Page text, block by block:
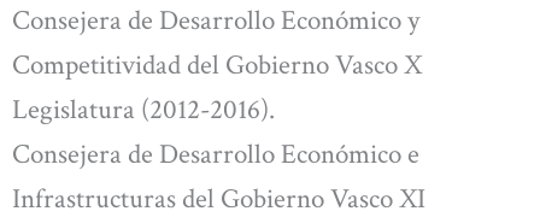
Consejera de Desarrollo Económico y
Competitividad del Gobierno Vasco X
Legislatura (2012-2016).
Consejera de Desarrollo Económico e
Infrastructuras del Gobierno Vasco XI